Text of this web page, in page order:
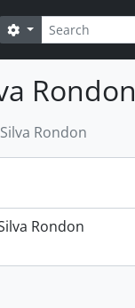
Buscar
Opções de busca
Rondon
Rondon
Rondon